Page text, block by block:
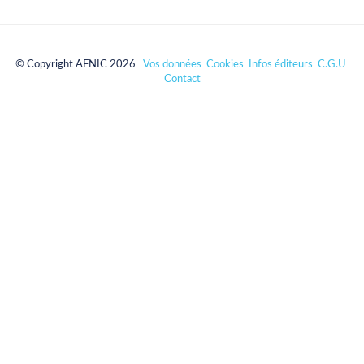
© Copyright AFNIC 2026 Vos données Cookies Infos éditeurs C.G.U
Contact